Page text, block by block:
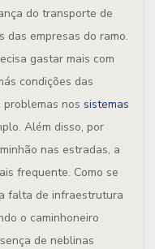
do transporte de
das empresas do ramo.
gastar mais com
condições das
problemas nos sistemas
Além disso, por
nas estradas, a
frequente. Como se
falta de infraestrutura
o caminhoneiro
de neblinas